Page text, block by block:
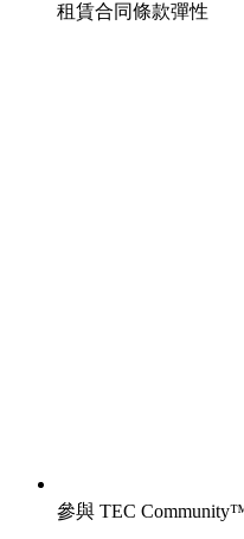
租賃合同條款彈性
參與 TEC